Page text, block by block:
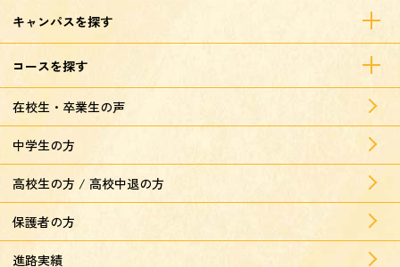
キャンパスを探す
コースを探す
在校生・卒業生の声
中学生の方
高校生の方 / 高校中退の方
保護者の方
進路実績